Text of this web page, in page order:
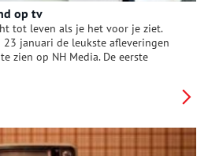
op tv
tot leven als je het voor je ziet.
23 januari de leukste afleveringen
zien op NH Media. De eerste
Amstel’, zal tweemaal per uur